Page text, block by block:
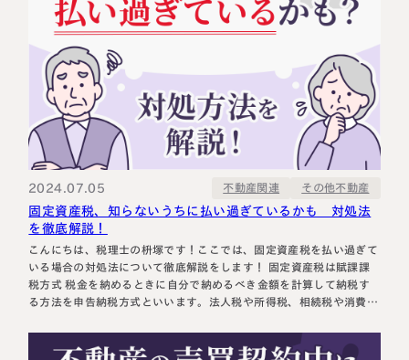
選ばれる理由
よくある質問
相続を学ぶ
ご相談の流れ
料金表
相続に備えたい方へ
生前対策相談について
相続税試算について
料金表
2024.07.05 不動産関連 その他不動産
固定資産税、知らないうちに払い過ぎているかも 対処法
を徹底解説！
こんにちは、税理士の枡塚です！ここでは、固定資産税を払い過ぎて
いる場合の対処法について徹底解説をします！ 固定資産税は賦課課
税方式 税金を納めるときに自分で納めるべき金額を計算して納税す
る方法を申告納税方式といいます。法人税や所得税、相続税や消費税
を計算して、納税者に通知する方法を賦課課税方式といいます。固定
資産税や不動産取得…